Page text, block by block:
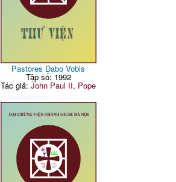
Pastores Dabo Vobis
Tập số: 1992
Tác giả:John Paul II, Pope